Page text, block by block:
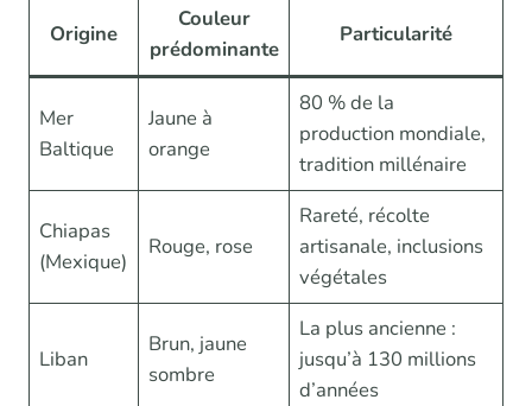
Origine
Couleur
prédominante
Particularité
Mer
Baltique
Jaune à
orange
80 % de la
production mondiale,
tradition millénaire
Chiapas
(Mexique)
Rouge, rose
Rareté, récolte
artisanale, inclusions
végétales
Liban
Brun, jaune
sombre
La plus ancienne :
jusqu’à 130 millions
d’années